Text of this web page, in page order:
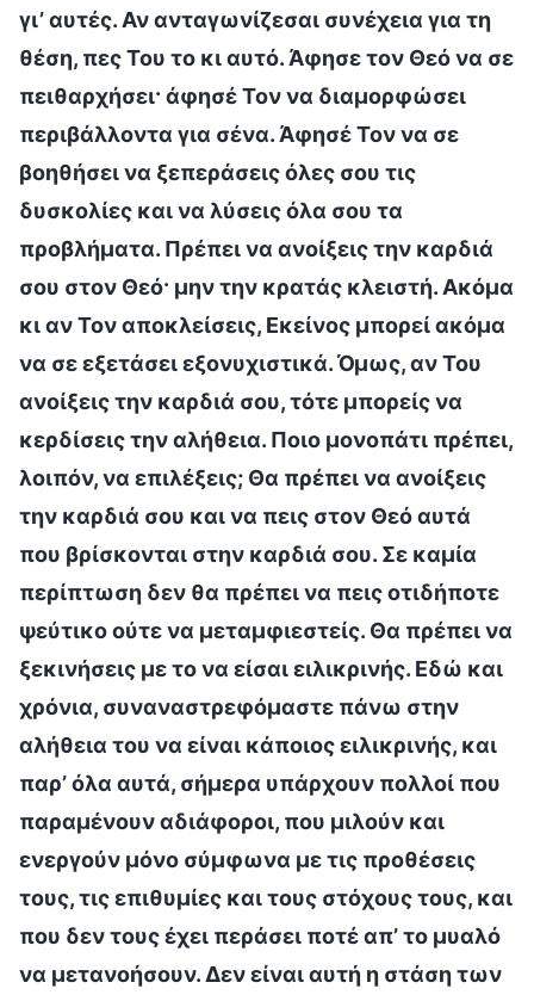
γι’ αυτές. Αν ανταγωνίζεσαι συνέχεια για τη
θέση, πες Του το κι αυτό. Άφησε τον Θεό να σε
πειθαρχήσει· άφησέ Τον να διαμορφώσει
περιβάλλοντα για σένα. Άφησέ Τον να σε
βοηθήσει να ξεπεράσεις όλες σου τις
δυσκολίες και να λύσεις όλα σου τα
προβλήματα. Πρέπει να ανοίξεις την καρδιά
σου στον Θεό· μην την κρατάς κλειστή. Ακόμα
κι αν Τον αποκλείσεις, Εκείνος μπορεί ακόμα
να σε εξετάσει εξονυχιστικά. Όμως, αν Του
ανοίξεις την καρδιά σου, τότε μπορείς να
κερδίσεις την αλήθεια. Ποιο μονοπάτι πρέπει,
λοιπόν, να επιλέξεις; Θα πρέπει να ανοίξεις
την καρδιά σου και να πεις στον Θεό αυτά
που βρίσκονται στην καρδιά σου. Σε καμία
περίπτωση δεν θα πρέπει να πεις οτιδήποτε
ψεύτικο ούτε να μεταμφιεστείς. Θα πρέπει να
ξεκινήσεις με το να είσαι ειλικρινής. Εδώ και
χρόνια, συναναστρεφόμαστε πάνω στην
αλήθεια του να είναι κάποιος ειλικρινής, και
παρ’ όλα αυτά, σήμερα υπάρχουν πολλοί που
παραμένουν αδιάφοροι, που μιλούν και
ενεργούν μόνο σύμφωνα με τις προθέσεις
τους, τις επιθυμίες και τους στόχους τους, και
που δεν τους έχει περάσει ποτέ απ’ το μυαλό
να μετανοήσουν. Δεν είναι αυτή η στάση των